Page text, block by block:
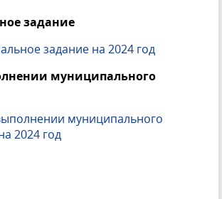
задание
задание на 2024 год
муниципального
муниципального
2024 год